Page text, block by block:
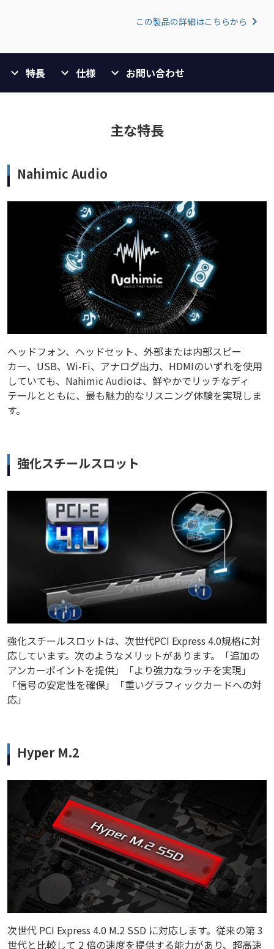
この製品の詳細はこちらから
特長 仕様 お問い合わせ
主な特長
Nahimic Audio
ヘッドフォン、ヘッドセット、外部または内部スピー
カー、USB、Wi-Fi、アナログ出力、HDMIのいずれを使用
していても、Nahimic Audioは、鮮やかでリッチなディ
テールとともに、最も魅力的なリスニング体験を実現しま
す。
強化スチールスロット
強化スチールスロットは、次世代PCI Express 4.0規格に対
応しています。次のようなメリットがあります。「追加の
アンカーポイントを提供」「より強力なラッチを実現」
「信号の安定性を確保」「重いグラフィックカードへの対
応」
Hyper M.2
次世代 PCI Express 4.0 M.2 SSD に対応します。従来の第 3
世代と比較して 2 倍の速度を提供する能力があり、超高速